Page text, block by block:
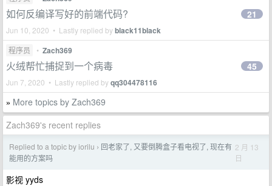
如何反编译写好的前端代码?
Jun 10, 2020 • Lastly replied byblack11black
21
程序员 • Zach369
火绒帮忙捕捉到一个病毒
Jun 7, 2020 • Lastly replied byqq304478116
45
» More topics by Zach369
Zach369's recent replies
Replied to a topic by iorilu › 回老家了, 又要倒腾盒子看电视了, 现在有
能用的方案吗
2 月 13
日
影视 yyds